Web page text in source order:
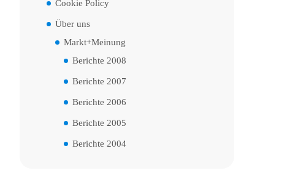
Cookie Policy
Über uns
Markt+Meinung
Berichte 2008
Berichte 2007
Berichte 2006
Berichte 2005
Berichte 2004